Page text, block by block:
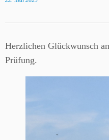
Herzlichen Glückwunsch
Prüfung.